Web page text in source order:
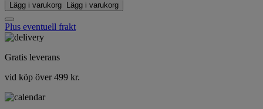
Lägg i varukorg Lägg i varukorg
Plus eventuell frakt
Gratis leverans
vid köp över 499 kr.